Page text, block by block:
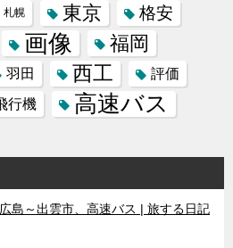
札幌 東京 格安
画像 福岡
羽田 西工
評価
行機 高速バス
広島～出雲市、高速バス | 旅する日記